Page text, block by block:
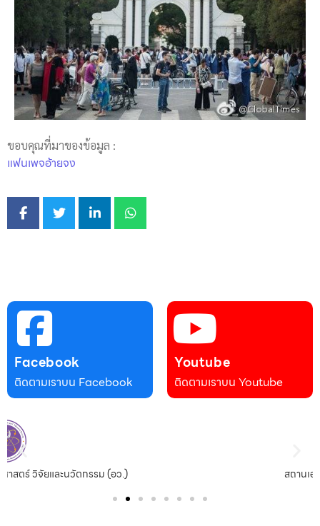
ขอบคุณที่มาของข้อมูล :
แฟนเพจอ้ายจง
Facebook
ติดตามเราบน Facebook
Youtube
ติดตามเราบน Youtube
สถานเอกอัครราชทูต ณ กรุงปักกิ่ง